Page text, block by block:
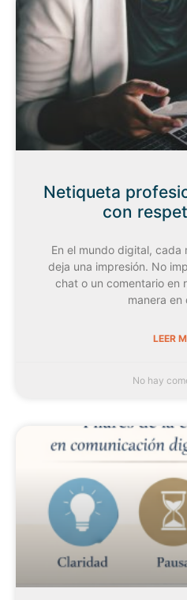
Netiqueta
con
En el mundo digital, cada
deja una impresión. No
chat o un comentario en
manera en
LEER
No hay